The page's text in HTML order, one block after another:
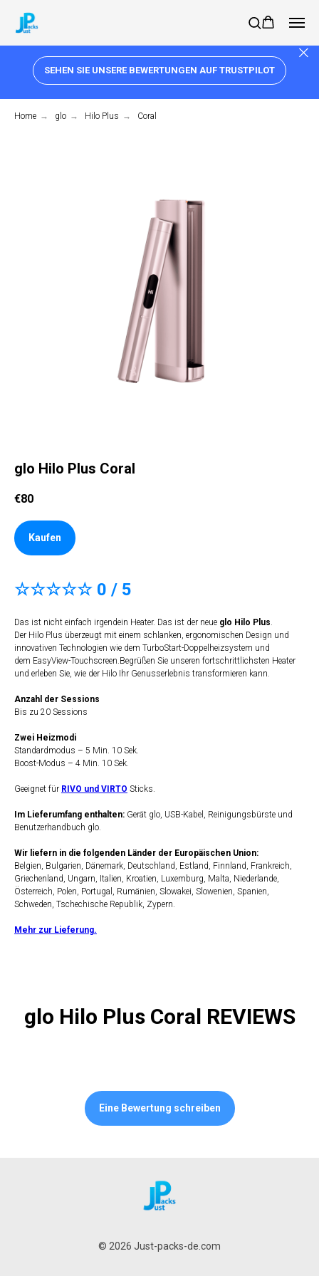
SEHEN SIE UNSERE BEWERTUNGEN AUF TRUSTPILOT
Home → glo → Hilo Plus → Coral
glo Hilo Plus Coral
€80
Kaufen
☆☆☆☆☆ 0 / 5
Das ist nicht einfach irgendein Heater. Das ist der neue glo Hilo Plus.
Der Hilo Plus überzeugt mit einem schlanken, ergonomischen Design und
innovativen Technologien wie dem TurboStart-Doppelheizsystem und
dem EasyView-Touchscreen.Begrüßen Sie unseren fortschrittlichsten Heater
und erleben Sie, wie der Hilo Ihr Genusserlebnis transformieren kann.
Anzahl der Sessions
Bis zu 20 Sessions
Zwei Heizmodi
Standardmodus – 5 Min. 10 Sek.
Boost-Modus – 4 Min. 10 Sek.
Geeignet für RIVO und VIRTO Sticks.
Im Lieferumfang enthalten: Gerät glo, USB-Kabel, Reinigungsbürste und
Benutzerhandbuch glo.
Wir liefern in die folgenden Länder der Europäischen Union:
Belgien, Bulgarien, Dänemark, Deutschland, Estland, Finnland, Frankreich,
Griechenland, Ungarn, Italien, Kroatien, Luxemburg, Malta, Niederlande,
Österreich, Polen, Portugal, Rumänien, Slowakei, Slowenien, Spanien,
Schweden, Tschechische Republik, Zypern.
Mehr zur Lieferung.
glo Hilo Plus Coral REVIEWS
Eine Bewertung schreiben
© 2026 Just-packs-de.com